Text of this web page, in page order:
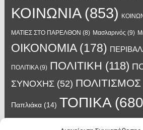
ΚΟΙΝΩΝΙΑ(853)
ΜΑΤΙΕΣ ΣΤΟ ΠΑΡΕΛΘΟΝ (8) Μασλαρινός (9)
ΟΙΚΟΝΟΜΙΑ(178)
ΠΟΛΙΤΙΚΑ(9) ΠΟΛΙΤΙΚΗ (118)
ΣΥΝΟΧΗΣ(52) ΠΟΛΙΤΙΣΜΟΣ
Παπλιάκα(14) ΤΟΠΙΚΑ
ΑΥΤΟΔΙΟΙΚΗΣΗ(45)